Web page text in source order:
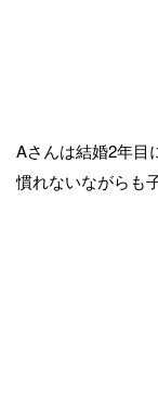
Aさんは結婚2年目
慣れないながらも